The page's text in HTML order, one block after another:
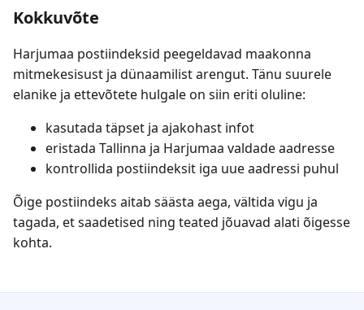
Kokkuvõte
Harjumaa postiindeksid peegeldavad maakonna
mitmekesisust ja dünaamilist arengut. Tänu suurele
elanike ja ettevõtete hulgale on siin eriti oluline:
kasutada täpset ja ajakohast infot
eristada Tallinna ja Harjumaa valdade aadresse
kontrollida postiindeksit iga uue aadressi puhul
Õige postiindeks aitab säästa aega, vältida vigu ja
tagada, et saadetised ning teated jõuavad alati õigesse
kohta.